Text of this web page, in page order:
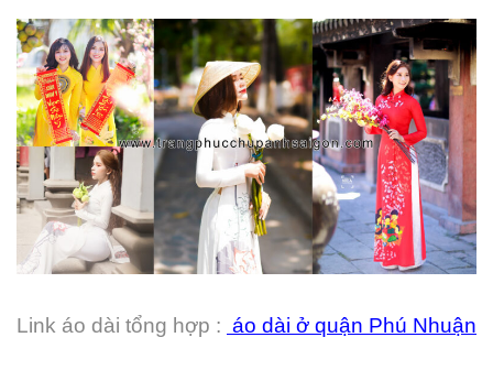
Link áo dài tổng hợp : áo dài ở quận Phú Nhuận